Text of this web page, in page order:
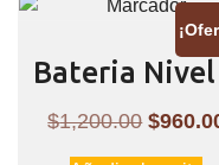
Bateria Nivel
$1,200.00 El
precio
$